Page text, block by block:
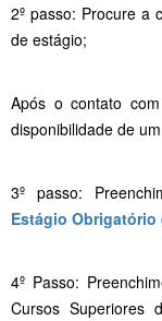
2º passo: Procure a
de estágio;
Após o contato
disponibilidade de
3º passo:
Estágio Obrigatório
4º Passo:
Cursos Superiores